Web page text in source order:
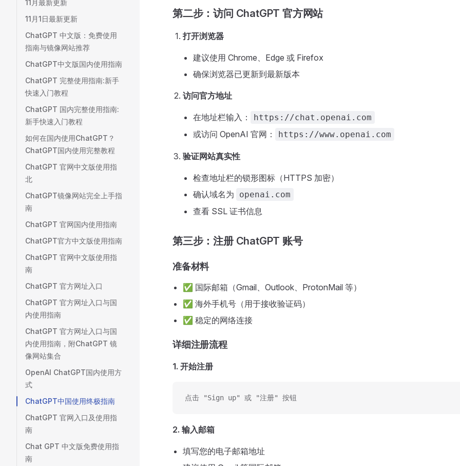
11月最新更新
11月1日最新更新
ChatGPT 中文版：免费使用
指南与镜像网站推荐
ChatGPT中文版国内使用指南
ChatGPT 完整使用指南:新手
快速入门教程
ChatGPT 国内完整使用指南:
新手快速入门教程
如何在国内使用ChatGPT？
ChatGPT国内使用完整教程
ChatGPT 官网中文版使用指
北
ChatGPT镜像网站完全上手指
南
ChatGPT 官网国内使用指南
ChatGPT官方中文版使用指南
ChatGPT 官网中文版使用指
南
ChatGPT 官方网址入口
ChatGPT 官方网址入口与国
内使用指南
ChatGPT 官方网址入口与国
内使用指南，附ChatGPT 镜
像网站集合
OpenAI ChatGPT国内使用方
式
ChatGPT中国使用终极指南
ChatGPT 官网入口及使用指
南
Chat GPT 中文版免费使用指
南
第二步：访问 ChatGPT 官方网站
打开浏览器
建议使用 Chrome、Edge 或 Firefox
确保浏览器已更新到最新版本
访问官方地址
在地址栏输入： https://chat.openai.com
或访问 OpenAI 官网： https://www.openai.com
验证网站真实性
检查地址栏的锁形图标（HTTPS 加密）
确认域名为
openai.com
查看 SSL 证书信息
第三步：注册 ChatGPT 账号
准备材料
✅ 国际邮箱（Gmail、Outlook、ProtonMail 等）
✅ 海外手机号（用于接收验证码）
✅ 稳定的网络连接
详细注册流程
1. 开始注册
点击 "Sign up" 或 "注册" 按钮
2. 输入邮箱
填写您的电子邮箱地址